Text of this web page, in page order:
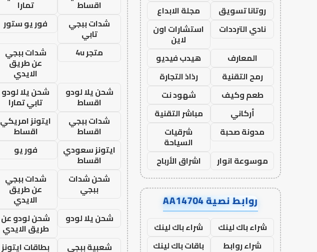
روتانا تسويق
مجلة الابداع
نادي الترددات
استشارات اون
لاين
المعارف
هيدب فيديو
رمح التقنية
رذاذ التجارة
طعم وكيف
شهود نت
أركاني
مباشر التقنية
مدونة صحبة
شرقيات
السياحة
موسوعة انوار
اشراق الأرباح
روابط نصية AA14704
شراء باك لينك
شراء باك لينك
شراء روابط
باقات باك لينك
اقساط
تمارا
شدات ببجي
تابي
فور يو ستور
متجر 4u
شدات ببجي
عن طريق
الايدي
شحن يلا لودو
اقساط
شحن يلا لودو
تابي تمارا
شدات ببجي
اقساط
ايتونز امريكي
اقساط
ايتونز سعودي
اقساط
فور يو
شحن شدات
ببجي
شدات ببجي
عن طريق
الايدي
شحن يلا لودو
شحن لودو عن
طريق الايدي
شعبية ببجي
بطاقات ايتونز